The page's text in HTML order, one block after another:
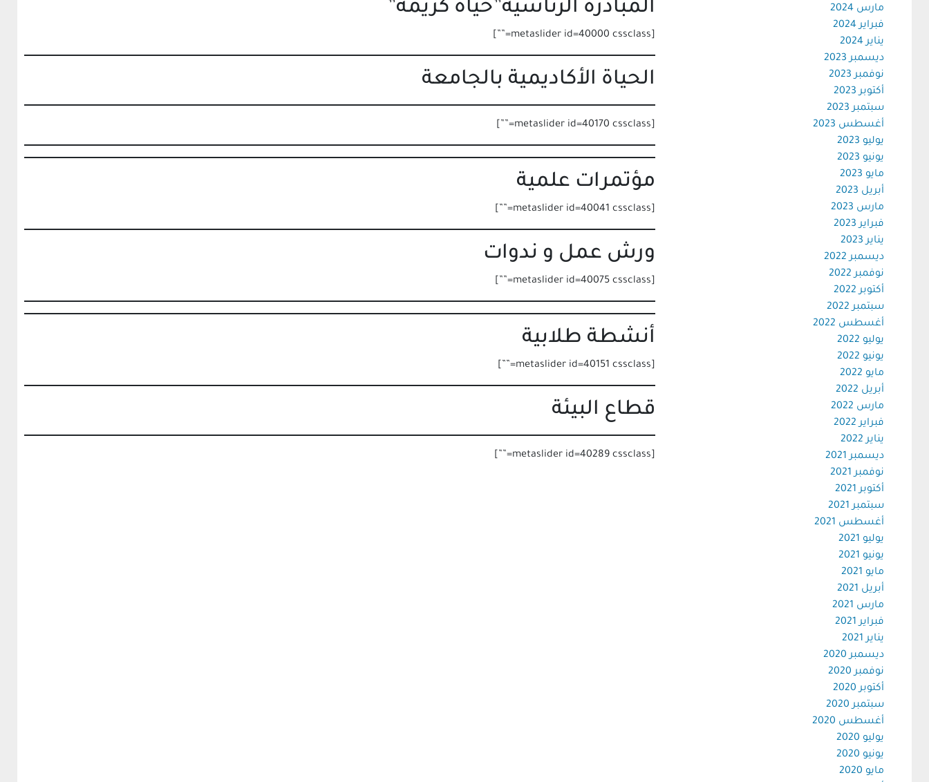
مارس 2024
فبراير 2024
يناير 2024
ديسمبر 2023
نوفمبر 2023
أكتوبر 2023
سبتمبر 2023
أغسطس 2023
يوليو 2023
يونيو 2023
مايو 2023
أبريل 2023
مارس 2023
فبراير 2023
يناير 2023
ديسمبر 2022
نوفمبر 2022
أكتوبر 2022
سبتمبر 2022
أغسطس 2022
يوليو 2022
يونيو 2022
مايو 2022
أبريل 2022
مارس 2022
فبراير 2022
يناير 2022
ديسمبر 2021
نوفمبر 2021
أكتوبر 2021
سبتمبر 2021
أغسطس 2021
يوليو 2021
يونيو 2021
مايو 2021
أبريل 2021
مارس 2021
فبراير 2021
يناير 2021
ديسمبر 2020
نوفمبر 2020
أكتوبر 2020
سبتمبر 2020
أغسطس 2020
يوليو 2020
يونيو 2020
مايو 2020
المبادرة الرئاسية”حياة كريمة”
[metaslider id=40000 cssclass=””]
الحياة الأكاديمية بالجامعة
[metaslider id=40170 cssclass=””]
مؤتمرات علمية
[metaslider id=40041 cssclass=””]
ورش عمل و ندوات
[metaslider id=40075 cssclass=””]
أنشطة طلابية
[metaslider id=40151 cssclass=””]
قطاع البيئة
[metaslider id=40289 cssclass=””]